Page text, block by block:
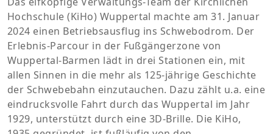
Hochschule (KiHo) Wuppertal machte am 31. Januar
2024 einen Betriebsausflug ins Schwebodrom. Der
Erlebnis-Parcour in der Fußgängerzone von
Wuppertal-Barmen lädt in drei Stationen ein, mit
allen Sinnen in die mehr als 125-jährige Geschichte
der Schwebebahn einzutauchen. Dazu zählt u.a. eine
eindrucksvolle Fahrt durch das Wuppertal im Jahr
1929, unterstützt durch eine 3D-Brille. Die KiHo,